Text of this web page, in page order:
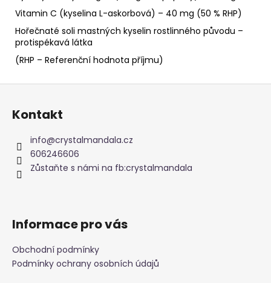
Vitamin C (kyselina L-askorbová) – 40 mg (50 % RHP)
Hořečnaté soli mastných kyselin rostlinného původu –
protispékavá látka
(RHP – Referenční hodnota příjmu)
Kontakt
info@crystalmandala.cz
606246606
Zůstaňte s námi na fb:crystalmandala
Informace pro vás
Obchodní podmínky
Podmínky ochrany osobních údajů